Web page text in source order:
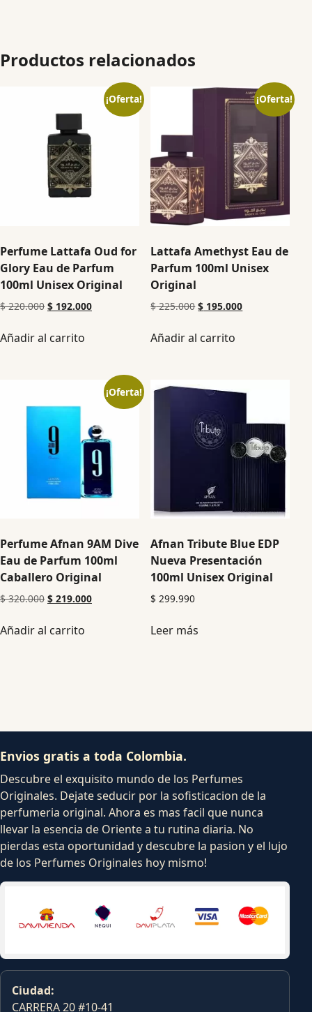
Productos relacionados
¡Oferta!
Perfume Lattafa Oud for
Glory Eau de Parfum
100ml Unisex Original
$220.000 $ 192.000
Añadir al carrito
¡Oferta!
Lattafa Amethyst Eau de
Parfum 100ml Unisex
Original
$225.000 $ 195.000
Añadir al carrito
¡Oferta!
Perfume Afnan 9AM Dive
Eau de Parfum 100ml
Caballero Original
$320.000 $ 219.000
Añadir al carrito
Afnan Tribute Blue EDP
Nueva Presentación
100ml Unisex Original
$ 299.990
Leer más
Envios gratis a toda Colombia.
Descubre el exquisito mundo de los Perfumes
Originales. Dejate seducir por la sofisticacion de la
perfumeria original. Ahora es mas facil que nunca
llevar la esencia de Oriente a tu rutina diaria. No
pierdas esta oportunidad y descubre la pasion y el lujo
de los Perfumes Originales hoy mismo!
Ciudad:
CARRERA 20 #10-41